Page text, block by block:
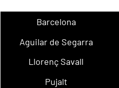
Barcelona
Aguilar de Segarra
Llorenç Savall
Pujalt